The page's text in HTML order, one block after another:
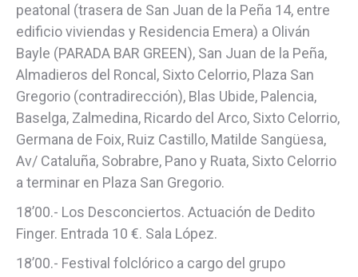
peatonal (trasera de San Juan de la Peña 14, entre
edificio viviendas y Residencia Emera) a Oliván
Bayle (PARADA BAR GREEN), San Juan de la Peña,
Almadieros del Roncal, Sixto Celorrio, Plaza San
Gregorio (contradirección), Blas Ubide, Palencia,
Baselga, Zalmedina, Ricardo del Arco, Sixto Celorrio,
Germana de Foix, Ruiz Castillo, Matilde Sangüesa,
Av/ Cataluña, Sobrabre, Pano y Ruata, Sixto Celorrio
a terminar en Plaza San Gregorio.
18’00.- Los Desconciertos. Actuación de Dedito
Finger. Entrada 10 €. Sala López.
18’00.- Festival folclórico a cargo del grupo